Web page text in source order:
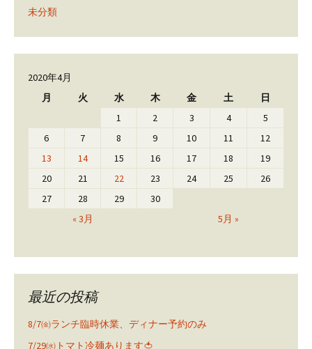
未分類
2020年4月
月
火 水 木 金 土 日
« 3月 5月 »
1 2 3 4
5
6
7 8 9 10 11
12
13
14 15 16 17 18
19
20
21 22 23 24 25
26
27
28 29 30
最近の投稿
8/7㈮ランチ臨時休業、ディナー予約のみ
7/29㈬トマト冷麺あります🍅